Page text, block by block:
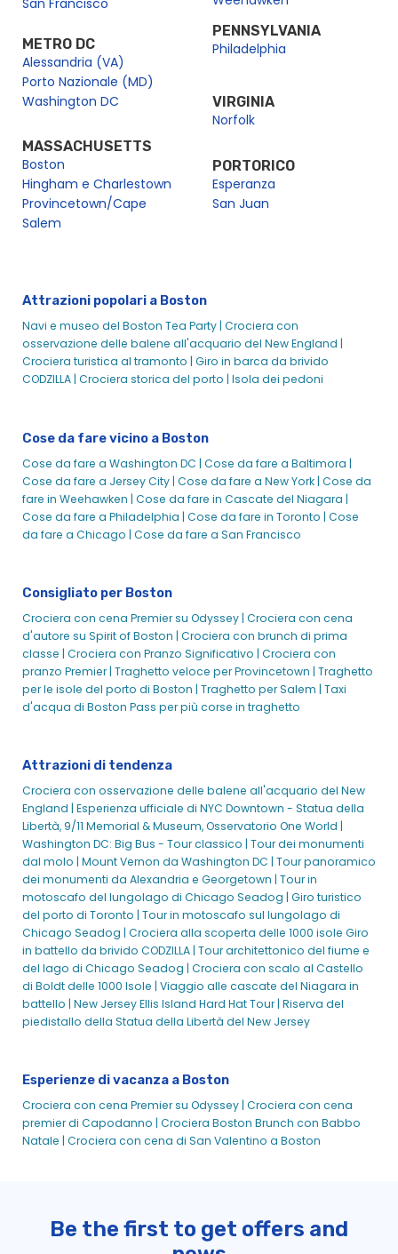
Crociera con pranzo Bingo Signature di Boston | City
Pranzo firmato con skyline di Boston su una barca |
Crociere in città
Eventi sociali a Boston
Boston Water Taxi - Aeroporto Logan e navetta per il porto
Eventi di matrimonio a Boston
Brunch
Crociera con brunch di Natale
Christmas Day Premier Dinner Cruise
Crociere in città a Boston Travelzoo
City Experiences Spirit Holiday Dinner Cruise - City
Experiences
Giro in motoscafo Codzilla | Crociere in città
Venite a Boston per la LCICon 23?
Crociera con cena fuori | Crociere in città
Crociera con brunch anticipato per la festa della mamma
a Boston | City Cruises
Crociera con brunch di Pasqua
Crociera con cena Easter Premier
Traghetto di Salem di Hingham
Crociera turistica storica | Crociere in città
Crociera per vedere i fuochi d'artificio del 2 luglio a Boston
Crociera con cena con fuochi d'artificio del 2 luglio
Pranzo con Babbo Natale in crociera | City Cruises
Pranzo per la festa della mamma nel porto di Boston | City
Cruises™
Crociera con cena per la festa della mamma | City Cruises
Pass Multi-Ride
Crociera storica narrata al tramonto | Crociere in città
Crociera eco-avventura all'acquario del New England
Crociera con brunch di Capodanno nel porto di Boston |
City Cruises™
Crociera con cena di Capodanno
Spettacolare giro ufficiale del museo USS Constitution -
Crociera nel porto di Boston
Crociera con cena Premier | Crociere in città
Abbonamento stagionale al traghetto di Provincetown
Biglietti e orari dei traghetti Provincetown
Biglietti e orari del traghetto Salem
Capodanno | Crociere in città
Crociera Sight & Sips | Crociere in città
San Francisco
METRO DC
Alessandria (VA)
Porto Nazionale (MD)
Washington DC
MASSACHUSETTS
Boston
Hingham e Charlestown
Provincetown/Cape
Salem
PENNSYLVANIA
Philadelphia
VIRGINIA
Norfolk
PORTORICO
Esperanza
San Juan
Attrazioni popolari a Boston
Navi e museo del Boston Tea Party | Crociera con
osservazione delle balene all'acquario del New England |
Crociera turistica al tramonto | Giro in barca da brivido
CODZILLA | Crociera storica del porto | Isola dei pedoni
Cose da fare vicino a Boston
Cose da fare a Washington DC | Cose da fare a Baltimora |
Cose da fare a Jersey City | Cose da fare a New York | Cose da
fare in Weehawken | Cose da fare in Cascate del Niagara |
Cose da fare a Philadelphia | Cose da fare in Toronto | Cose
da fare a Chicago | Cose da fare a San Francisco
Consigliato per Boston
Crociera con cena Premier su Odyssey | Crociera con cena
d'autore su Spirit of Boston | Crociera con brunch di prima
classe | Crociera con Pranzo Significativo | Crociera con
pranzo Premier | Traghetto veloce per Provincetown | Traghetto
per le isole del porto di Boston | Traghetto per Salem | Taxi
d'acqua di Boston Pass per più corse in traghetto
Attrazioni di tendenza
Crociera con osservazione delle balene all'acquario del New
England | Esperienza ufficiale di NYC Downtown - Statua della
Libertà, 9/11 Memorial & Museum, Osservatorio One World |
Washington DC: Big Bus - Tour classico | Tour dei monumenti
dal molo | Mount Vernon da Washington DC | Tour panoramico
dei monumenti da Alexandria e Georgetown | Tour in
motoscafo del lungolago di Chicago Seadog | Giro turistico
del porto di Toronto | Tour in motoscafo sul lungolago di
Chicago Seadog | Crociera alla scoperta delle 1000 isole Giro
in battello da brivido CODZILLA | Tour architettonico del fiume e
del lago di Chicago Seadog | Crociera con scalo al Castello
di Boldt delle 1000 Isole | Viaggio alle cascate del Niagara in
battello | New Jersey Ellis Island Hard Hat Tour | Riserva del
piedistallo della Statua della Libertà del New Jersey
Esperienze di vacanza a Boston
Crociera con cena Premier su Odyssey | Crociera con cena
premier di Capodanno | Crociera Boston Brunch con Babbo
Natale | Crociera con cena di San Valentino a Boston